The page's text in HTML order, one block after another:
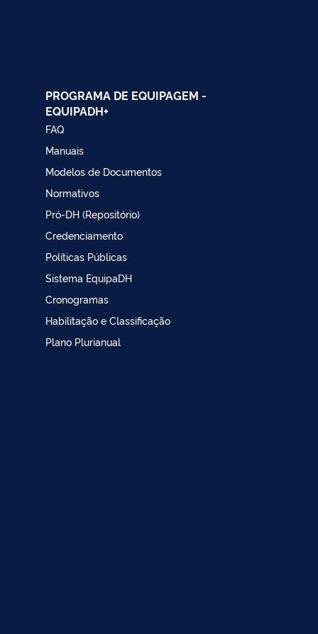
PROGRAMA DE EQUIPAGEM -
EQUIPADH+
FAQ
Manuais
Modelos de Documentos
Normativos
Pró-DH (Repositório)
Credenciamento
Políticas Públicas
Sistema EquipaDH
Cronogramas
Habilitação e Classificação
Plano Plurianual